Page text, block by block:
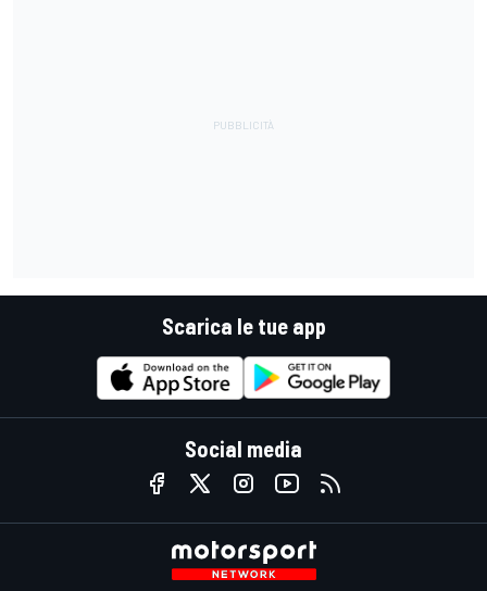
Scarica le tue app
Social media